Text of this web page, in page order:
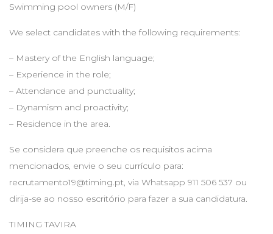
Swimming pool owners (M/F)
We select candidates with the following requirements:
– Mastery of the English language;
– Experience in the role;
– Attendance and punctuality;
– Dynamism and proactivity;
– Residence in the area.
Se considera que preenche os requisitos acima
mencionados, envie o seu currículo para:
recrutamento19@timing.pt, via Whatsapp 911 506 537 ou
dirija-se ao nosso escritório para fazer a sua candidatura.
TIMING TAVIRA